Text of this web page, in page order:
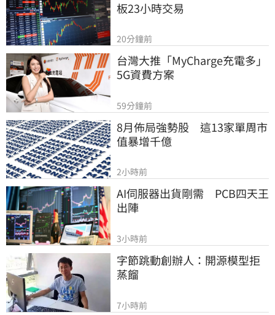
板23小時交易
20分鐘前
台灣大推「MyCharge充電多」
5G資費方案
59分鐘前
8月佈局強勢股　這13家單周市
值暴增千億
2小時前
AI伺服器出貨剛需　PCB四天王
出陣
3小時前
字節跳動創辦人：開源模型拒
蒸餾
7小時前